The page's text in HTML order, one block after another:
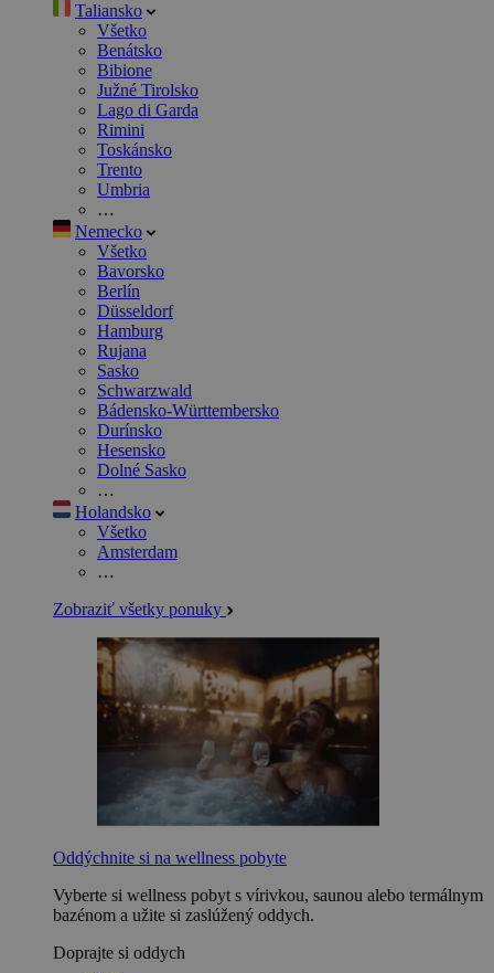
Taliansko
Všetko
Benátsko
Bibione
Južné Tirolsko
Lago di Garda
Rimini
Toskánsko
Trento
Umbria
…
Nemecko
Všetko
Bavorsko
Berlín
Düsseldorf
Hamburg
Rujana
Sasko
Schwarzwald
Bádensko-Württembersko
Durínsko
Hesensko
Dolné Sasko
…
Holandsko
Všetko
Amsterdam
…
Zobraziť všetky ponuky
Oddýchnite si na wellness pobyte
Vyberte si wellness pobyt s vírivkou, saunou alebo termálnym
bazénom a užite si zaslúžený oddych.
Doprajte si oddych